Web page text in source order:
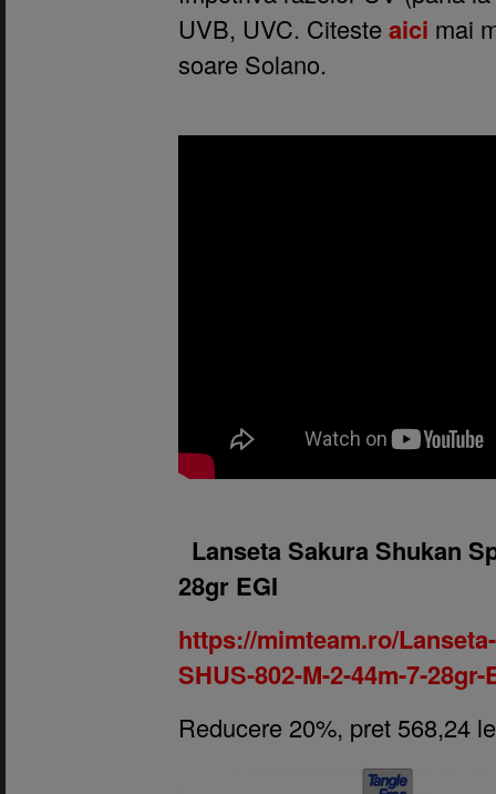
UVB, UVC. Citeste aici mai
soare Solano.
Lanseta Sakura Shukan
28gr EGI
https://mimteam.ro/
SHUS-802-M-2-44m-7-28gr-
Reducere 20%, pret 568,24